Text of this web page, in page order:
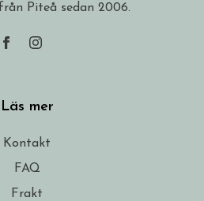
Piteå sedan 2006.
Läs mer
Kontakt
FAQ
Frakt